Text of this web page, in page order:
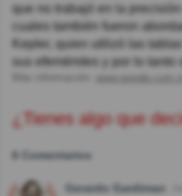
que no trabajó en la
cuales también fueron
Kepler, quien utilizó las
sus efemérides y por lo tanto
¿Tienes algo que
6 Comentarios
Gerardo Gardiman